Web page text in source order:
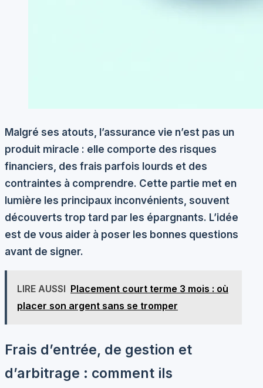
Malgré ses atouts, l’assurance vie n’est pas un
produit miracle : elle comporte des risques
financiers, des frais parfois lourds et des
contraintes à comprendre. Cette partie met en
lumière les principaux inconvénients, souvent
découverts trop tard par les épargnants. L’idée
est de vous aider à poser les bonnes questions
avant de signer.
LIRE AUSSI Placement court terme 3 mois : où
placer son argent sans se tromper
Frais d’entrée, de gestion et
d’arbitrage : comment ils